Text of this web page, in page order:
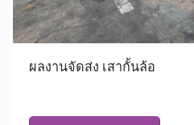
ผลงานจัดส่ง เสากั้นล้อ